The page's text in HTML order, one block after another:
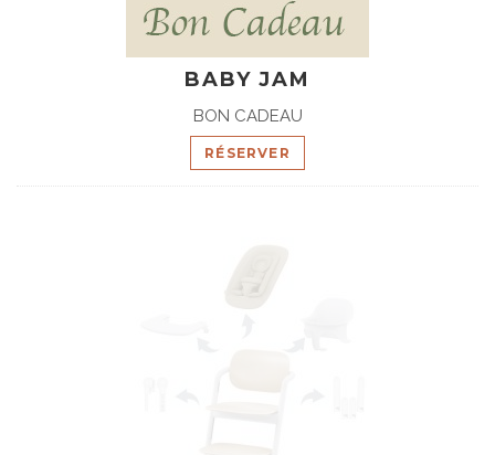
BABY JAM
BON CADEAU
RÉSERVER